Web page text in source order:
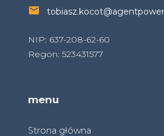
NIP: 637-208-62-60
Regon: 523431577
menu
Strona główna